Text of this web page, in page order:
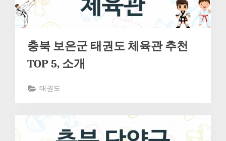
충북 보은군 태권도 체육관 추천
TOP 5, 소개
태권도